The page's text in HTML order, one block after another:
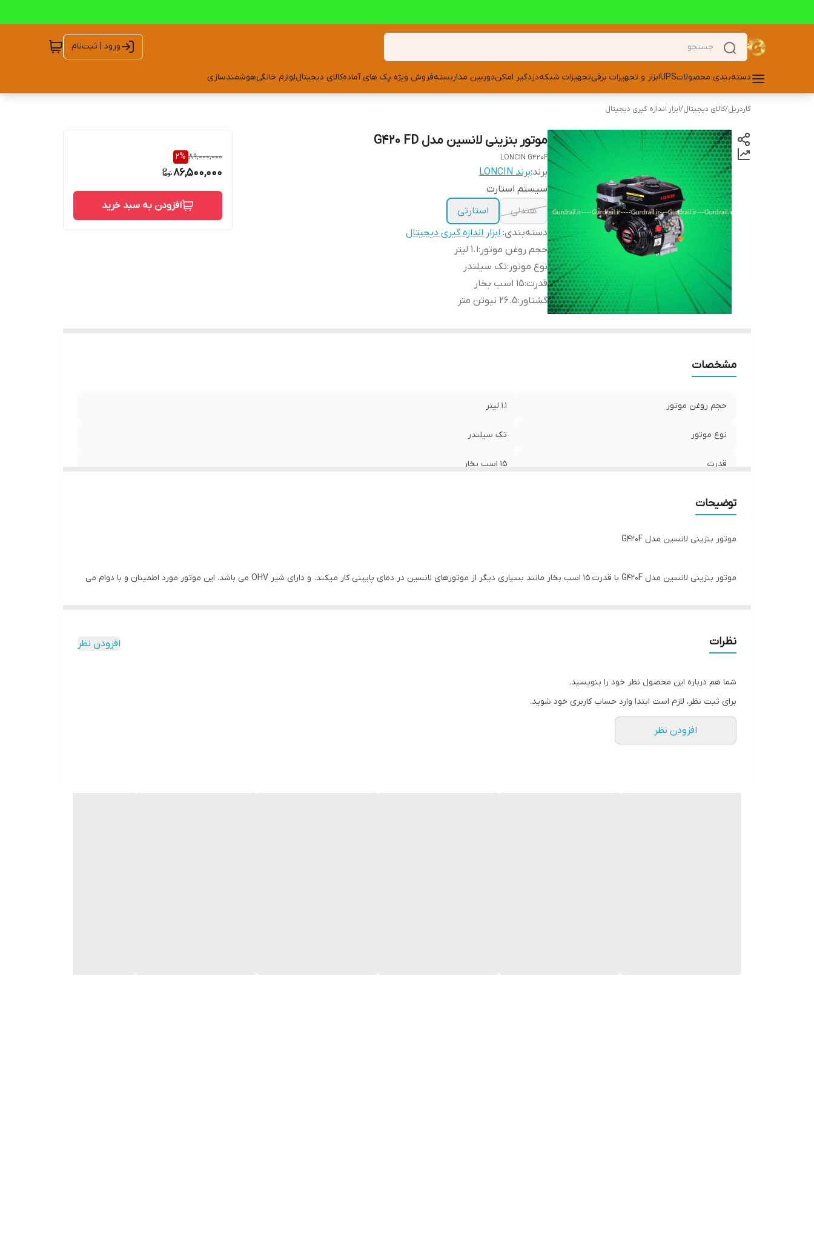
ورود | ثبت‌نام
دسته‌بندی محصولاتUPSابزار و تجهیزات برقیتجهیزات شبکهدزدگیر اماکندوربین مداربستهفروش ویژه پک های آمادهکالای دیجیتاللوازم خانگیهوشمندسازی
گاردریل/کالای دیجیتال/ابزار اندازه گیری دیجیتال
موتور بنزینی لانسین مدل G420 FD
LONCIN G420F
برند:برند LONCIN
سیستم استارت
هندلی
استارتی
دسته‌بندی: ابزار اندازه گیری دیجیتال
حجم روغن موتور :1.1 لیتر
نوع موتور :تک سیلندر
قدرت:15 اسب بخار
گشتاور :26.5 نیوتن متر
89,000,000
2%
86,500,000
افزودن به سبد خرید
مشخصات
حجم روغن موتور 1.1 لیتر
نوع موتور تک سیلندر
قدرت 15 اسب بخار
توضیحات
موتور بنزینی لانسین مدل G420F
موتور بنزینی لانسین مدل G420F با قدرت 15 اسب بخار مانند بسیاری دیگر از موتورهای لانسین در دمای پایینی کار میکند. و دارای شیر OHV می باشد. این موتور مورد اطمینان و با دوام می
میل لنگ از جنس چدن مرغوب و ریخته گری شده باعث کارکرد مداوم بدون ایراد و قابل اعتماد بودن این موتور بنزینی میشود.
نظرات افزودن نظر
شما هم درباره این محصول نظر خود را بنویسید.
برای ثبت نظر، لازم است ابتدا وارد حساب کاربری خود شوید.
افزودن نظر